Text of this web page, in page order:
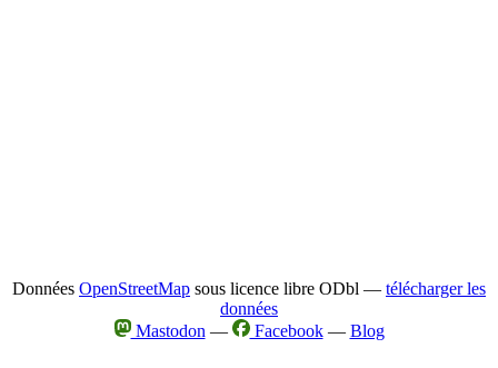
Données OpenStreetMap sous licence libre ODbl — télécharger les
données
Mastodon — Facebook— Blog